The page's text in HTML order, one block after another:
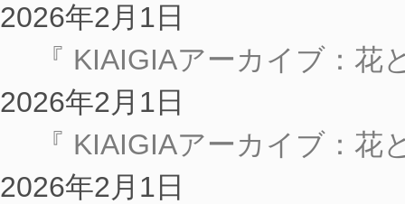
2026年2月1日
『 KIAIGIAアーカイブ：
2026年2月1日
『 KIAIGIAアーカイブ：
2026年2月1日